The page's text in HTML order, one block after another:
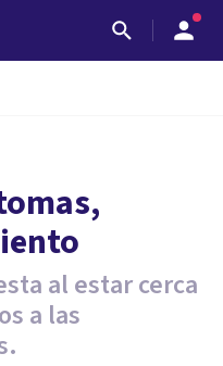
al estar cerca
a las